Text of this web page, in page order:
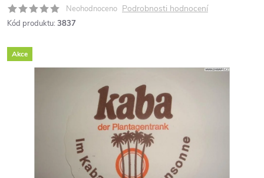
Neohodnoceno Podrobnosti hodnocení
Kód produktu: 3837
Akce